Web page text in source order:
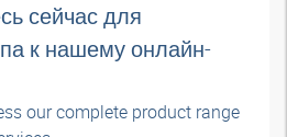
сейчас для
к нашему онлайн-
our complete product range